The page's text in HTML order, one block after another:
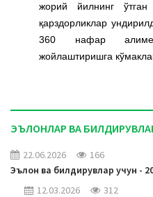
жорий йилнинг
қарздорликлар
360 нафар
жойлаштиришга
ЭЪЛОНЛАР ВА
22.06.2026
166
Эълон ва билдирувлар учун -
12.03.2026
312